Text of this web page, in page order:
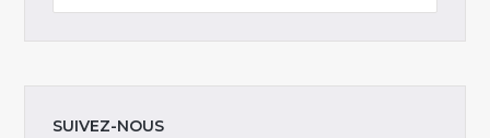
SUIVEZ-NOUS